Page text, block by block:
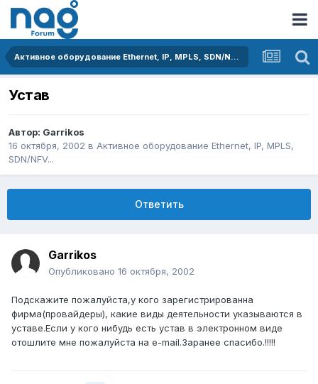
Активное оборудование Ethernet, IP, MPLS, SDN/NFV...
Устав
Автор: Garrikos
16 октября, 2002 в Активное оборудование Ethernet, IP, MPLS,
SDN/NFV...
Ответить
Garrikos
Опубликовано 16 октября, 2002
Подскажите пожалуйста,у кого зарегистрированна
фирма(провайдеры), какие виды деятельности указываются в
уставе.Если у кого нибудь есть устав в электронном виде
отошлите мне пожалуйста на e-mail.Заранее спасибо.!!!!!